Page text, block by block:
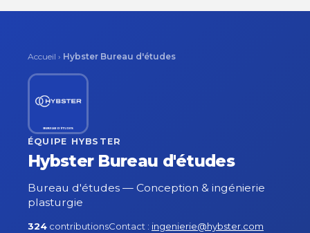
Accueil › Hybster Bureau d'études
ÉQUIPE HYBSTER
Hybster Bureau d'études
Bureau d'études — Conception & ingénierie
plasturgie
324 contributionsContact : ingenierie@hybster.com